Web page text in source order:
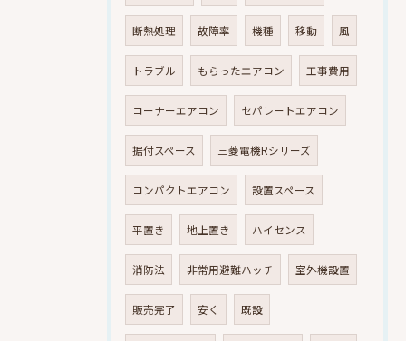
断熱処理 故障率 機種 移動 風
トラブル もらったエアコン 工事費用
コーナーエアコン セパレートエアコン
据付スペース 三菱電機Rシリーズ
コンパクトエアコン 設置スペース
平置き 地上置き ハイセンス
消防法 非常用避難ハッチ 室外機設置
販売完了 安く 既設